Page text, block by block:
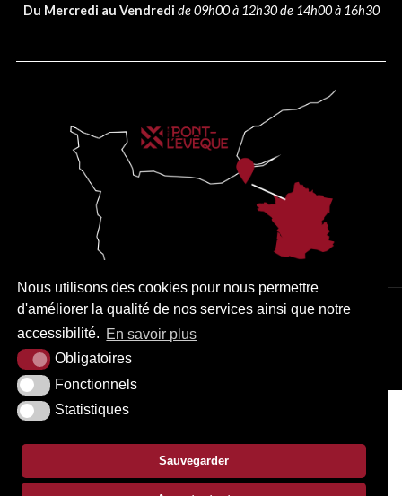
Nous utilisons des cookies pour nous permettre
d'améliorer la qualité de nos services ainsi que notre
accessibilité. En savoir plus
Obligatoires
Fonctionnels
Statistiques
Sauvegarder
Du Mercredi au Vendredi de 09h00 à 12h30 de 14h00 à 16h30
PLAN DU SITE MENTIONS LÉGALES ACCESSIBILITÉ